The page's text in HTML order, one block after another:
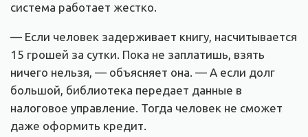
система работает жестко.
— Если человек задерживает книгу, насчитывается
15 грошей за сутки. Пока не заплатишь, взять
ничего нельзя, — объясняет она. — А если долг
большой, библиотека передает данные в
налоговое управление. Тогда человек не сможет
даже оформить кредит.